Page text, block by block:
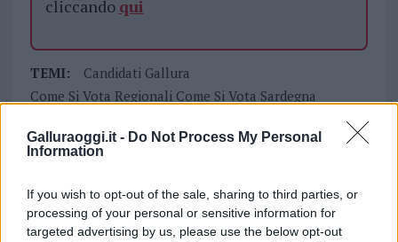
Galluraoggi.it - Do Not Process My Personal
Information
If you wish to opt-out of the sale, sharing to third parties, or
processing of your personal or sensitive information for
targeted advertising by us, please use the below opt-out
cliccando qui
TEMI:
Candidati Gallura
Come Si Vota Regionali Come Si Vota Sardegna
Premio Di Maggioranza
Regionali 2024
Sbarramento Regionali
Voto Disgiunto Regionali
Condividi l'articolo